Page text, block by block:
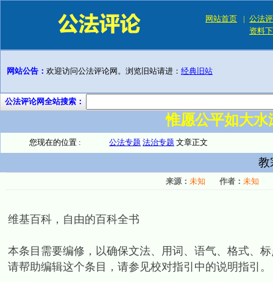
网站首页 | 公法
资料
网站公告： 欢迎访问公法评论网。浏览旧站请进： 经典旧站
公法评论网全站搜索：
惟愿公平如大
您现在的位置 : 公法专题 法治专题 文章正文
教
来源： 未知 作者： 未知
维基百科，自由的百科全书
本条目需要编修，以确保文法、用词、语气、格式、
请帮助编辑这个条目，请参见校对指引中的说明指引